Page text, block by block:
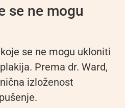
se ne mogu
se ne mogu ukloniti
Prema dr. Ward,
izloženost